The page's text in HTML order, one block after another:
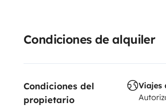
Condiciones de alquiler
Condiciones del
propietario
Viajes